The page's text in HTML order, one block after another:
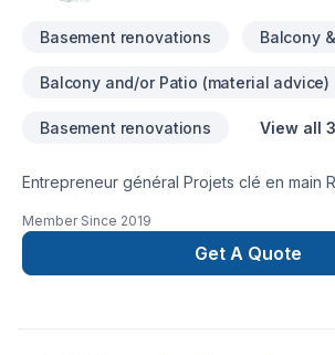
Basement renovations Balcony
Balcony and/or Patio (material advice)
Basement renovations View all
Entrepreneur général Projets clé en main Rénovation salle de
et une en Estrie pour mieux vous servir
Member Since 2019
Get A Quote